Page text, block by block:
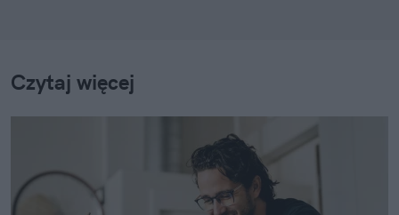
Czytaj więcej